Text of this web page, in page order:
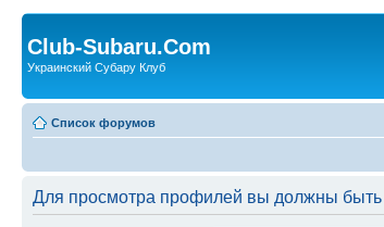
Club-Subaru.Com
Украинский Субару Клуб
Список форумов
Для просмотра профилей вы должны быть